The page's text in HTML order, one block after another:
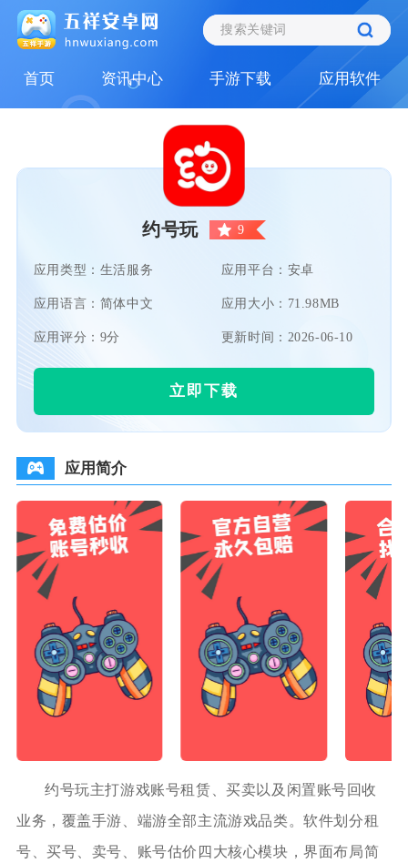
首页 资讯中心 手游下载 应用软件
约号玩 9
应用类型：生活服务 应用平台：安卓
应用语言：简体中文 应用大小：71.98MB
应用评分：9分 更新时间：2026-06-10
立即下载
应用简介
约号玩主打游戏账号租赁、买卖以及闲置账号回收
业务，覆盖手游、端游全部主流游戏品类。软件划分租
号、买号、卖号、账号估价四大核心模块，界面布局简